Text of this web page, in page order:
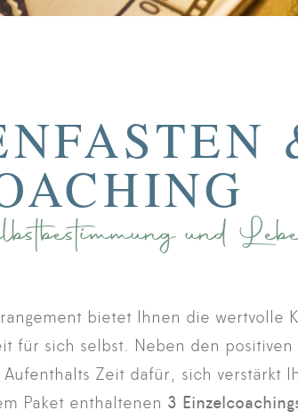
und
bietet Ihnen die wertvolle
für sich selbst. Neben den
Zeit dafür, sich verstärkt
Paket enthaltenen 3